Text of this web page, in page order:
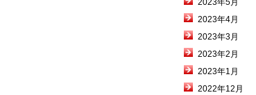
2023年5月
2023年4月
2023年3月
2023年2月
2023年1月
2022年12月